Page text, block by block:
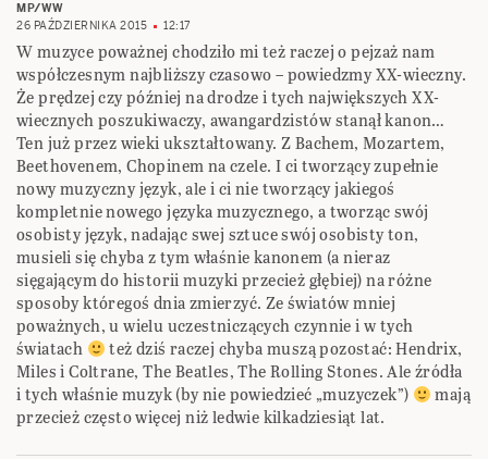
MP/WW
26 PAŹDZIERNIKA 2015
12:17
W muzyce poważnej chodziło mi też raczej o pejzaż nam
współczesnym najbliższy czasowo – powiedzmy XX-wieczny.
Że prędzej czy później na drodze i tych największych XX-
wiecznych poszukiwaczy, awangardzistów stanął kanon…
Ten już przez wieki ukształtowany. Z Bachem, Mozartem,
Beethovenem, Chopinem na czele. I ci tworzący zupełnie
nowy muzyczny język, ale i ci nie tworzący jakiegoś
kompletnie nowego języka muzycznego, a tworząc swój
osobisty język, nadając swej sztuce swój osobisty ton,
musieli się chyba z tym właśnie kanonem (a nieraz
sięgającym do historii muzyki przecież głębiej) na różne
sposoby któregoś dnia zmierzyć. Ze światów mniej
poważnych, u wielu uczestniczących czynnie i w tych
światach
też dziś raczej chyba muszą pozostać: Hendrix,
Miles i Coltrane, The Beatles, The Rolling Stones. Ale źródła
i tych właśnie muzyk (by nie powiedzieć „muzyczek”)
mają
przecież często więcej niż ledwie kilkadziesiąt lat.